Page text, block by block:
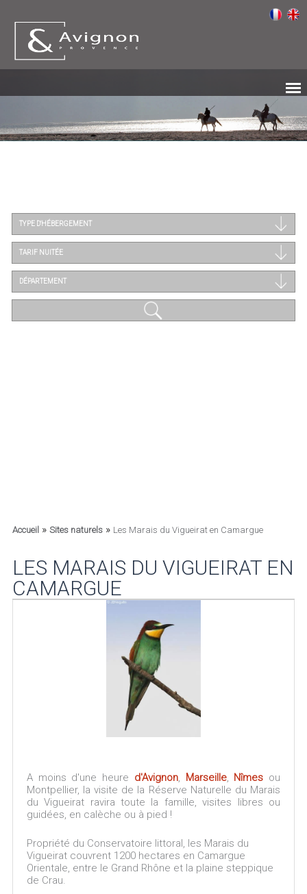
TYPE D'HÉBERGEMENT
TARIF NUITÉE
DÉPARTEMENT
Accueil» Sites naturels» Les Marais du Vigueirat en Camargue
LES MARAIS DU VIGUEIRAT EN
CAMARGUE
A moins d'une heure d'Avignon, Marseille, Nîmes ou
Montpellier, la visite de la Réserve Naturelle du Marais
du Vigueirat ravira toute la famille, visites libres ou
guidées, en calèche ou à pied !
Propriété du Conservatoire littoral, les Marais du
Vigueirat couvrent 1200 hectares en Camargue
Orientale, entre le Grand Rhône et la plaine steppique
de Crau.